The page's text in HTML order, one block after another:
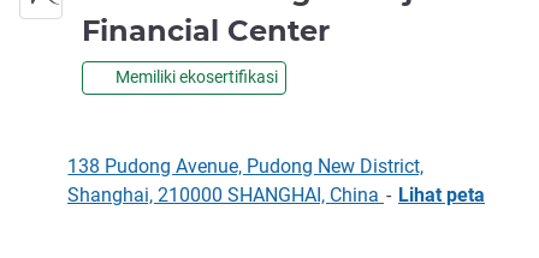
Financial Center
Memiliki ekosertifikasi
138 Pudong Avenue, Pudong New District,
Shanghai, 210000 SHANGHAI, China - Lihat peta